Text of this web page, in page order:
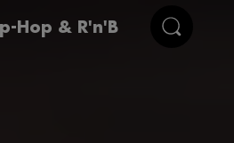
Hop & R'n'B